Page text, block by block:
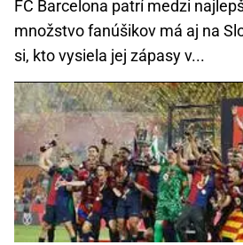
FC Barcelona patrí medzi
množstvo fanúšikov má aj na
si, kto vysiela jej zápasy v...